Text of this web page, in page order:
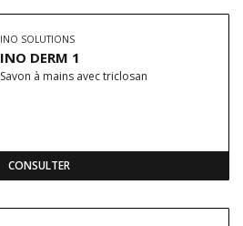
INO SOLUTIONS
INO DERM 1
Savon à mains avec triclosan
CONSULTER